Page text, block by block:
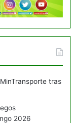
tras
2026